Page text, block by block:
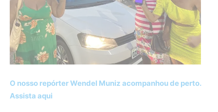
O nosso repórter Wendel Muniz acompanhou de perto.
Assista aqui